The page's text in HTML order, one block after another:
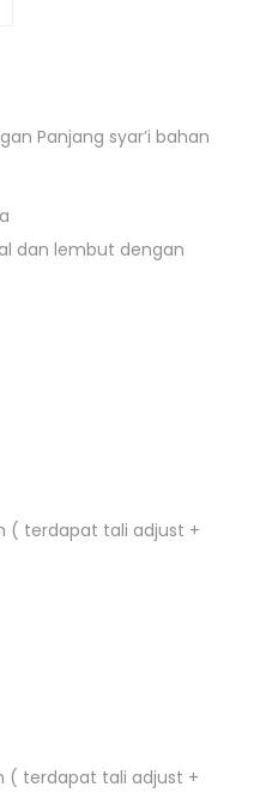
Panjang syar’i bahan
dan lembut dengan
( terdapat tali adjust +
( terdapat tali adjust +